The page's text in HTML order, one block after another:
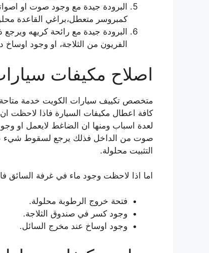
البرودة جيدة مع وجود صوت او
كمبروسر متعطل،براغي القاعدة
البرودة جيدة مع رائحة كريهه
الفريون من الثلاجة، او وجود اوساخ
اصلاح مكيفات
كافة اعطال مكيفات السيارة فاذا لاحظت
لعدة اسباب ومنها ان الضاغط لايعمل او
صوت من الداخل فذلك يرجع لسقوط شيء
التثبيت محلولة.
اما اذا لاحظت وجود ماء في غرفة السائق
فتحة خروج الرطوبة محلولة.
وجود كسر في صندوق الثلاجة.
وجود اوساخ عند مخرج السائل.